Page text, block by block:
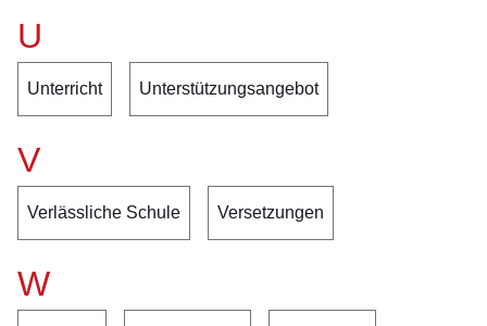
U
Unterricht Unterstützungsangebot
V
Verlässliche Schule Versetzungen
W